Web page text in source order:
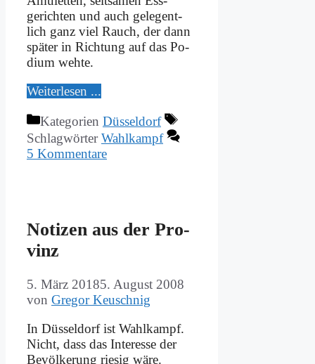
gerichten und auch ge­le­gent­
lich ganz viel Rauch, der dann
spä­ter in Rich­tung auf das Po­
di­um weh­te.
Wei­ter­le­sen ...
Kategorien Düsseldorf
SchlagwörterWahlkampf
5 Kommentare
No­ti­zen aus der Pro­
vinz
5. März 20185. August 2008
von Gregor Keuschnig
In Düs­sel­dorf ist Wahl­kampf.
Nicht, dass das In­ter­es­se der
Be­völ­ke­rung rie­sig wä­re.